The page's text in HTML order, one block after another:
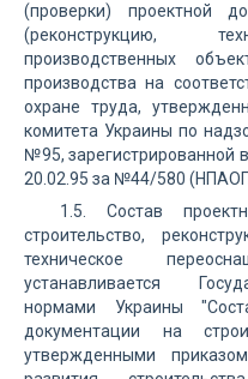
(проверки) проектной
(реконструкцию,
производственных
производства на
охране труда,
комитета Украины по
№95, зарегистрированной
20.02.95 за №44/580 (НПАОП
1.5. Состав
строительство,
техническое
устанавливается
нормами Украины
документации на
утвержденными